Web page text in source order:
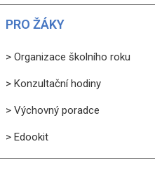
PRO ŽÁKY
> Organizace školního roku
> Konzultační hodiny
> Výchovný poradce
> Edookit